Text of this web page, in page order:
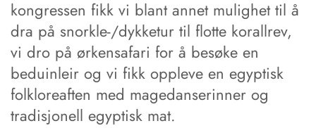
kongressen fikk vi blant annet mulighet til å
dra på snorkle-/dykketur til flotte korallrev,
vi dro på ørkensafari for å besøke en
beduinleir og vi fikk oppleve en egyptisk
folk­loreaften med magedanserinner og
tradisjonell egyptisk mat.